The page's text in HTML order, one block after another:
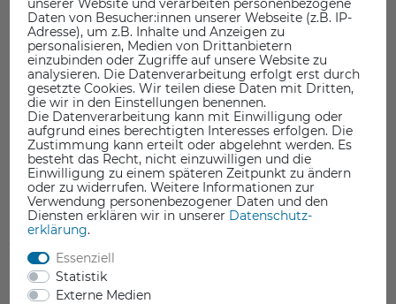
Phaetus Silicone Sock Conch
2,00 €
inkl. ges. MwSt.
ab Lager > Lieferzeit 1-3 Werktage
Daten von Besucher:innen unserer Webseite (z.B. IP-
Adresse), um z.B. Inhalte und Anzeigen zu
personalisieren, Medien von Drittanbietern
einzubinden oder Zugriffe auf unsere Website zu
analysieren. Die Datenverarbeitung erfolgt erst durch
gesetzte Cookies. Wir teilen diese Daten mit Dritten,
die wir in den Einstellungen benennen.
Die Datenverarbeitung kann mit Einwilligung oder
aufgrund eines berechtigten Interesses erfolgen. Die
Zustimmung kann erteilt oder abgelehnt werden. Es
besteht das Recht, nicht einzuwilligen und die
Einwilligung zu einem späteren Zeitpunkt zu ändern
oder zu widerrufen. Weitere Informationen zur
Verwendung personenbezogener Daten und den
Diensten erklären wir in unserer Daten­schutz­
erklärung.
Essenziell
Statistik
Externe Medien